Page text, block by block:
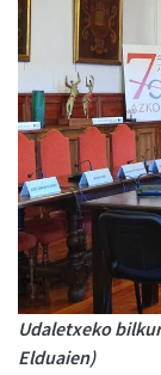
Udaletxeko
Elduaien)